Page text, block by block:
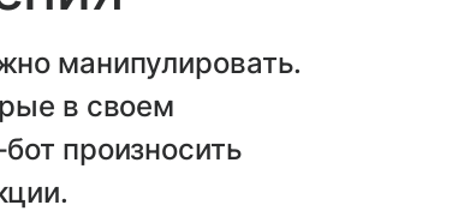
манипулировать.
в своем
произносить